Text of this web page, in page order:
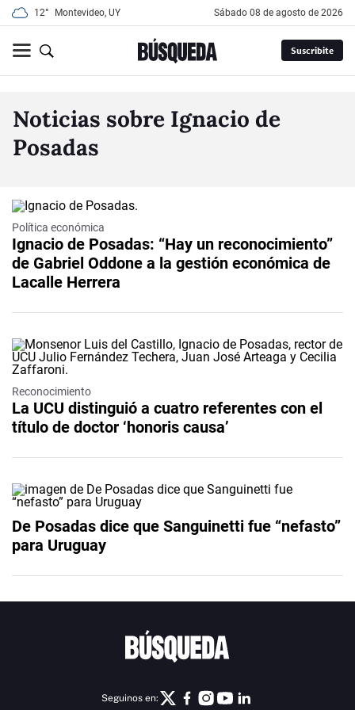
12° Montevideo, UY sábado 08 de agosto de 2026
Suscribite
Noticias sobre Ignacio de
Posadas
Política económica
Ignacio de Posadas: “Hay un reconocimiento”
de Gabriel Oddone a la gestión económica de
Lacalle Herrera
Reconocimiento
La UCU distinguió a cuatro referentes con el
título de doctor ‘honoris causa’
De Posadas dice que Sanguinetti fue “nefasto”
para Uruguay
Seguinos en: